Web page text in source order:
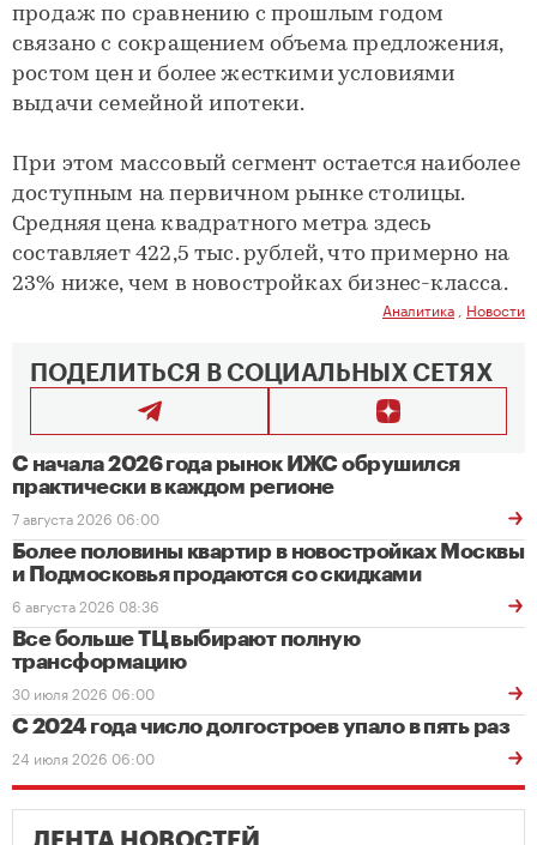
продаж по сравнению с прошлым годом
связано с сокращением объема предложения,
ростом цен и более жесткими условиями
выдачи семейной ипотеки.
При этом массовый сегмент остается наиболее
доступным на первичном рынке столицы.
Средняя цена квадратного метра здесь
составляет 422,5 тыс. рублей, что примерно на
23% ниже, чем в новостройках бизнес-класса.
Аналитика Новости
ПОДЕЛИТЬСЯ В СОЦИАЛЬНЫХ СЕТЯХ
С начала 2026 года рынок ИЖС обрушился
практически в каждом регионе
7 августа 2026 06:00
Более половины квартир в новостройках Москвы
и Подмосковья продаются со скидками
6 августа 2026 08:36
Все больше ТЦ выбирают полную
трансформацию
30 июля 2026 06:00
С 2024 года число долгостроев упало в пять раз
24 июля 2026 06:00